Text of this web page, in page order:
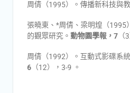
周倩（1995）。傳播新科技與教
張曉東、*周倩、梁明煌（1995
的觀眾研究。 動物園學報，7（
周倩（1992）。互動式影碟系
6（12），3-9 。